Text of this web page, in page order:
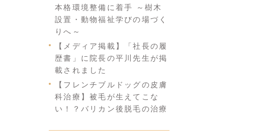
本格環境整備に着手 ～樹木
設置・動物福祉学びの場づく
りへ～
【メディア掲載】「社長の履
歴書」に院長の平川先生が掲
載されました
【フレンチブルドッグの皮膚
科治療】被毛が生えてこな
い！？バリカン後脱毛の治療